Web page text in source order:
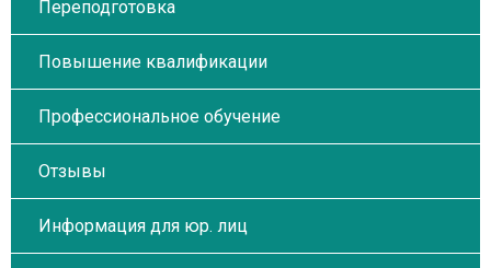
Переподготовка
Повышение квалификации
Профессиональное обучение
Отзывы
Информация для юр. лиц